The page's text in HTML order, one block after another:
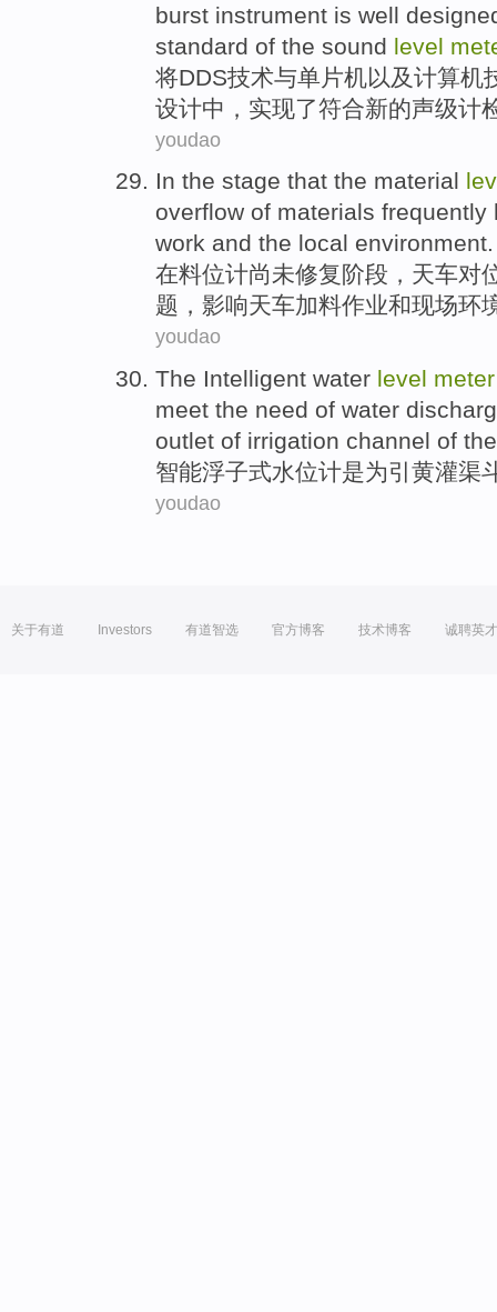
burst instrument is well
standard of the sound level
将DDS技术与单片机以及计算机
设计中，实现了符合新的声级计
youdao
In the stage that the material
overflow of materials frequently
work and the local environment.
在料位计尚未修复阶段 ， 天车对
题， 影响天车加料作业和现场环
youdao
The Intelligent water level meter
meet the need of water
outlet of irrigation channel of
智能浮子式水位计是为引黄灌渠
youdao
关于有道 Investors 有道智选 官方博客 技术博客 诚聘英才